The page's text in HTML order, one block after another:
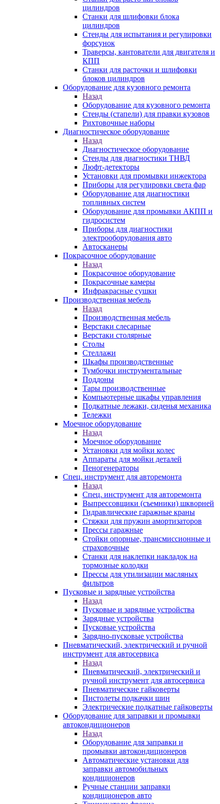
цилиндров
Станки для шлифовки блока
цилиндров
Стенды для испытания и регулировки
форсунок
Траверсы, кантователи для двигателя и
КПП
Станки для расточки и шлифовки
блоков цилиндров
Оборудование для кузовного ремонта
Назад
Оборудование для кузовного ремонта
Стенды (стапели) для правки кузовов
Рихтовочные наборы
Диагностическое оборудование
Назад
Диагностическое оборудование
Стенды для диагностики ТНВД
Люфт-детекторы
Установки для промывки инжектора
Приборы для регулировки света фар
Оборудование для диагностики
топливных систем
Оборудование для промывки АКПП и
гидросистем
Приборы для диагностики
электрооборудования авто
Автосканеры
Покрасочное оборудование
Назад
Покрасочное оборудование
Покрасочные камеры
Инфракрасные сушки
Производственная мебель
Назад
Производственная мебель
Верстаки слесарные
Верстаки столярные
Столы
Стеллажи
Шкафы производственные
Тумбочки инструментальные
Поддоны
Тары производственные
Компьютерные шкафы управления
Подкатные лежаки, сиденья механика
Тележки
Моечное оборудование
Назад
Моечное оборудование
Установки для мойки колес
Аппараты для мойки деталей
Пеногенераторы
Спец. инструмент для авторемонта
Назад
Спец. инструмент для авторемонта
Выпрессовщики (съемники) шкворней
Гидравлические гаражные краны
Стяжки для пружин амортизаторов
Прессы гаражные
Стойки опорные, трансмиссионные и
страховочные
Станки для наклепки накладок на
тормозные колодки
Прессы для утилизации масляных
фильтров
Пусковые и зарядные устройства
Назад
Пусковые и зарядные устройства
Зарядные устройства
Пусковые устройства
Зарядно-пусковые устройства
Пневматический, электрический и ручной
инструмент для автосервиса
Назад
Пневматический, электрический и
ручной инструмент для автосервиса
Пневматические гайковерты
Пистолеты подкачки шин
Электрические подкатные гайковерты
Оборудование для заправки и промывки
автокондиционеров
Назад
Оборудование для заправки и
промывки автокондиционеров
Автоматические установки для
заправки автомобильных
кондиционеров
Ручные станции заправки
кондиционеров авто